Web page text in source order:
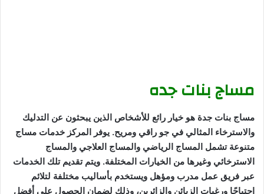
مساج بنات جده
مساج بنات جدة هو خيار رائع للأشخاص الذين يبحثون عن التدليك
والاسترخاء المثالي في جو راقي ومريح. يوفر المركز خدمات مساج
متنوعة تشمل المساج الرياضي والمساج العلاجي والمساج
الاسترخائي وغيرها من الخيارات المختلفة. ويتم تقديم تلك الخدمات
عبر فريق عمل مدرب ومؤهل ويستخدم بأساليب مختلفة لتلائم
احتياجًا ورغبات الزبائن والزائرين، وذلك لضمان الحصول على أفضل